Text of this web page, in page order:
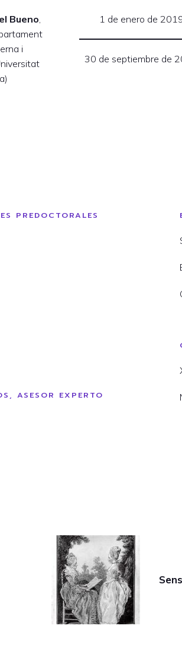
Bueno
i
1 de enero de
30 de septiembre de
PREDOCTORALES
ASESOR EXPERTO